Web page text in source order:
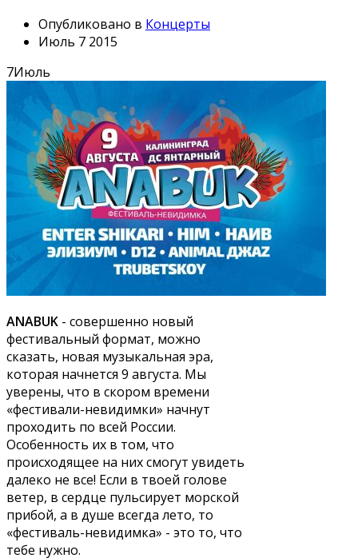
Опубликовано в Концерты
Июль 7 2015
7Июль
ANABUK - совершенно новый
фестивальный формат, можно
сказать, новая музыкальная эра,
которая начнется 9 августа. Мы
уверены, что в скором времени
«фестивали-невидимки» начнут
проходить по всей России.
Особенность их в том, что
происходящее на них смогут увидеть
далеко не все! Если в твоей голове
ветер, в сердце пульсирует морской
прибой, а в душе всегда лето, то
«фестиваль-невидимка» - это то, что
тебе нужно.